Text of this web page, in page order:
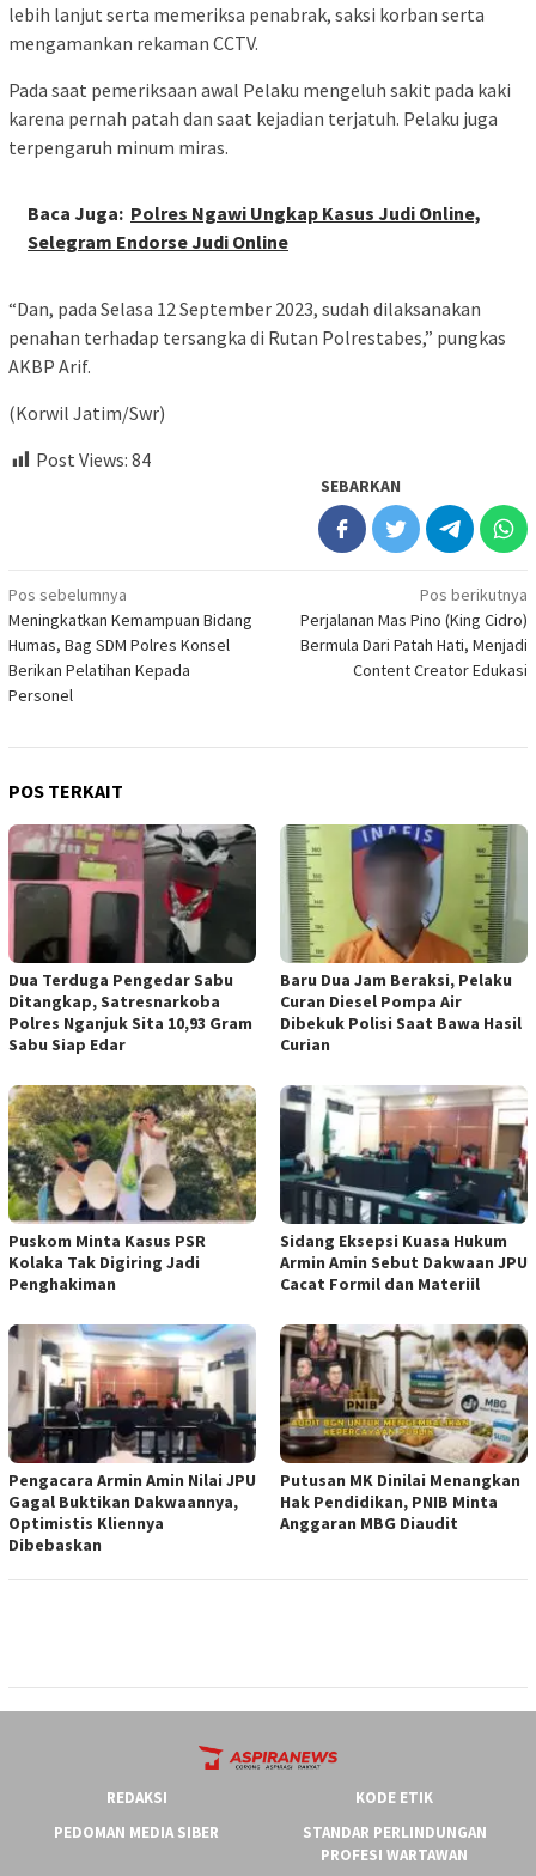
lebih lanjut serta memeriksa penabrak, saksi korban serta
mengamankan rekaman CCTV.
Pada saat pemeriksaan awal Pelaku mengeluh sakit pada kaki
karena pernah patah dan saat kejadian terjatuh. Pelaku juga
terpengaruh minum miras.
Baca Juga: Polres Ngawi Ungkap Kasus Judi Online,
Selegram Endorse Judi Online
“Dan, pada Selasa 12 September 2023, sudah dilaksanakan
penahan terhadap tersangka di Rutan Polrestabes,” pungkas
AKBP Arif.
(Korwil Jatim/Swr)
Post Views: 84
SEBARKAN
Navigasi
pos
Pos sebelumnya
Meningkatkan Kemampuan Bidang
Humas, Bag SDM Polres Konsel
Berikan Pelatihan Kepada
Personel
Pos berikutnya
Perjalanan Mas Pino (King Cidro)
Bermula Dari Patah Hati, Menjadi
Content Creator Edukasi
POS TERKAIT
Dua Terduga Pengedar Sabu
Ditangkap, Satresnarkoba
Polres Nganjuk Sita 10,93 Gram
Sabu Siap Edar
Baru Dua Jam Beraksi, Pelaku
Curan Diesel Pompa Air
Dibekuk Polisi Saat Bawa Hasil
Curian
‎Puskom Minta Kasus PSR
Kolaka Tak Digiring Jadi
Penghakiman
‎Sidang Eksepsi Kuasa Hukum
Armin Amin Sebut Dakwaan JPU
Cacat Formil dan Materiil
‎Pengacara Armin Amin Nilai JPU
Gagal Buktikan Dakwaannya,
Optimistis Kliennya
Dibebaskan
Putusan MK Dinilai Menangkan
Hak Pendidikan, PNIB Minta
Anggaran MBG Diaudit
REDAKSI
KODE ETIK
PEDOMAN MEDIA SIBER
STANDAR PERLINDUNGAN
PROFESI WARTAWAN